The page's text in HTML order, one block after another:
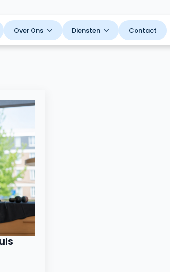
Over Ons Diensten Contact